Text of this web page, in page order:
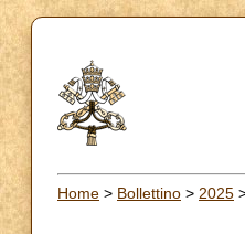
Home > Bollettino > 2025